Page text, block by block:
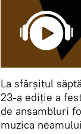
La sfârșitul
23-a ediție a
de ansambluri
muzica